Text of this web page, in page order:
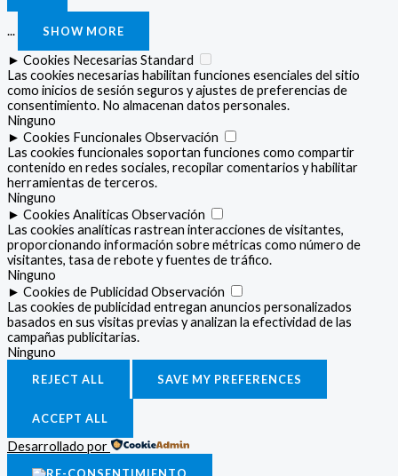
... SHOW MORE
► Cookies Necesarias Standard
Las cookies necesarias habilitan funciones esenciales del sitio
como inicios de sesión seguros y ajustes de preferencias de
consentimiento. No almacenan datos personales.
Ninguno
► Cookies Funcionales Observación
Las cookies funcionales soportan funciones como compartir
contenido en redes sociales, recopilar comentarios y habilitar
herramientas de terceros.
Ninguno
► Cookies Analíticas Observación
Las cookies analíticas rastrean interacciones de visitantes,
proporcionando información sobre métricas como número de
visitantes, tasa de rebote y fuentes de tráfico.
Ninguno
► Cookies de Publicidad Observación
Las cookies de publicidad entregan anuncios personalizados
basados en sus visitas previas y analizan la efectividad de las
campañas publicitarias.
Ninguno
REJECT ALL SAVE MY PREFERENCES
ACCEPT ALL
Desarrollado por